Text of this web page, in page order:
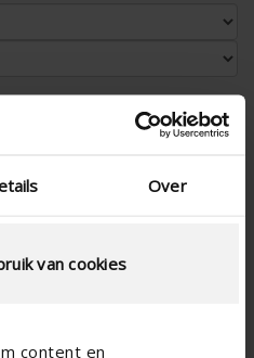
Over
van cookies
content en
76